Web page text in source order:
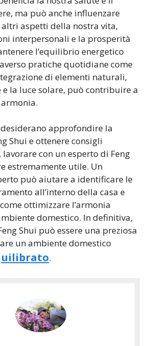
ma può anche influenzare
aspetti della nostra vita,
interpersonali e la prosperità
l’equilibrio energetico
pratiche quotidiane come
di elementi naturali,
e la luce solare, può contribuire a
desiderano approfondire la
Shui e ottenere consigli
con un esperto di Feng
estremamente utile. Un
può aiutare a identificare le
all’interno della casa e
ottimizzare l’armonia
domestico. In definitiva,
Shui può essere una preziosa
un ambiente domestico
.